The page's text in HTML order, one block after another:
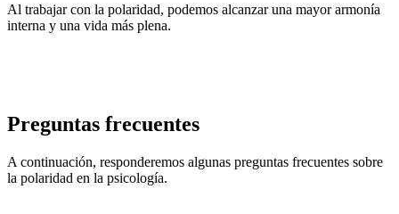
Al trabajar con la polaridad, podemos alcanzar una mayor armonía
interna y una vida más plena.
Preguntas frecuentes
A continuación, responderemos algunas preguntas frecuentes sobre
la polaridad en la psicología.